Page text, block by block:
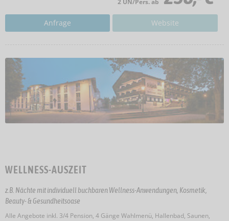
2 ÜN/Pers. ab
Anfrage Website
WELLNESS-AUSZEIT
z.B. Nächte mit individuell buchbaren Wellness-Anwendungen, Kosmetik,
Beauty- & Gesundheitsoase
Alle Angebote inkl. 3/4 Pension, 4 Gänge Wahlmenü, Hallenbad, Saunen,